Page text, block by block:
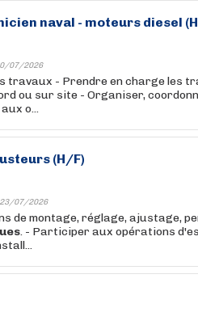
naval - moteurs diesel
07/2026
travaux - Prendre en charge les
ou sur site - Organiser,
o...
(H/F)
23/07/2026
de montage, réglage, ajustage,
. - Participer aux opérations